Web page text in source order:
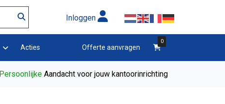
Inloggen
Acties winkelwagen
0
Offerte aanvragen
Persoonlijke Aandacht voor jouw kantoorinrichting